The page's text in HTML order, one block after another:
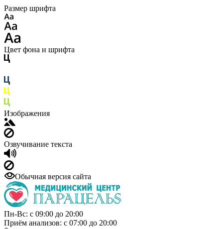
Размер шрифта
Цвет фона и шрифта
Изображения
Озвучивание текста
Обычная версия сайта
Пн-Вс: с 09:00 до 20:00
Приём анализов: с 07:00 до 20:00